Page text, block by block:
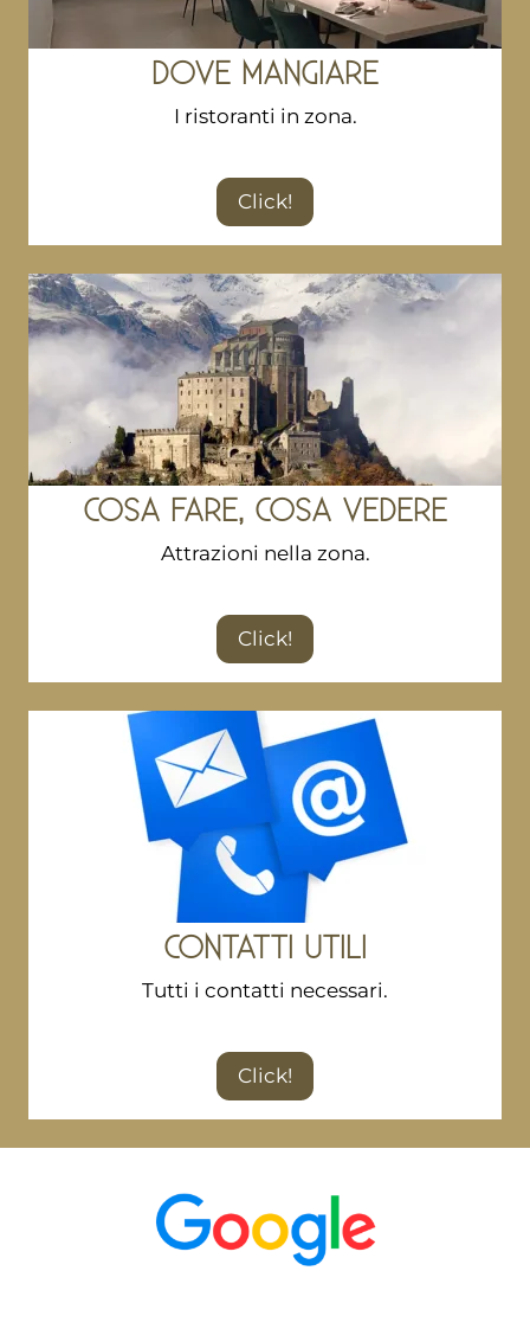
DOVE MANGIARE
I ristoranti in zona.
Click!
COSA FARE, COSA VEDERE
Attrazioni nella zona.
Click!
CONTATTI UTILI
Tutti i contatti necessari.
Click!